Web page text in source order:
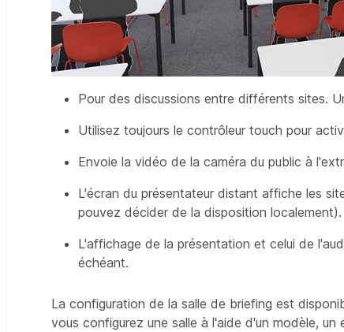
Pour des discussions entre différents sites.
Utilisez toujours le contrôleur touch pour
Envoie la vidéo de la caméra du public à
L'écran du présentateur distant affiche les
pouvez décider de la disposition localement).
L'affichage de la présentation et celui de
échéant.
La configuration de la salle de briefing est
vous configurez une salle à l'aide d'un modèle,